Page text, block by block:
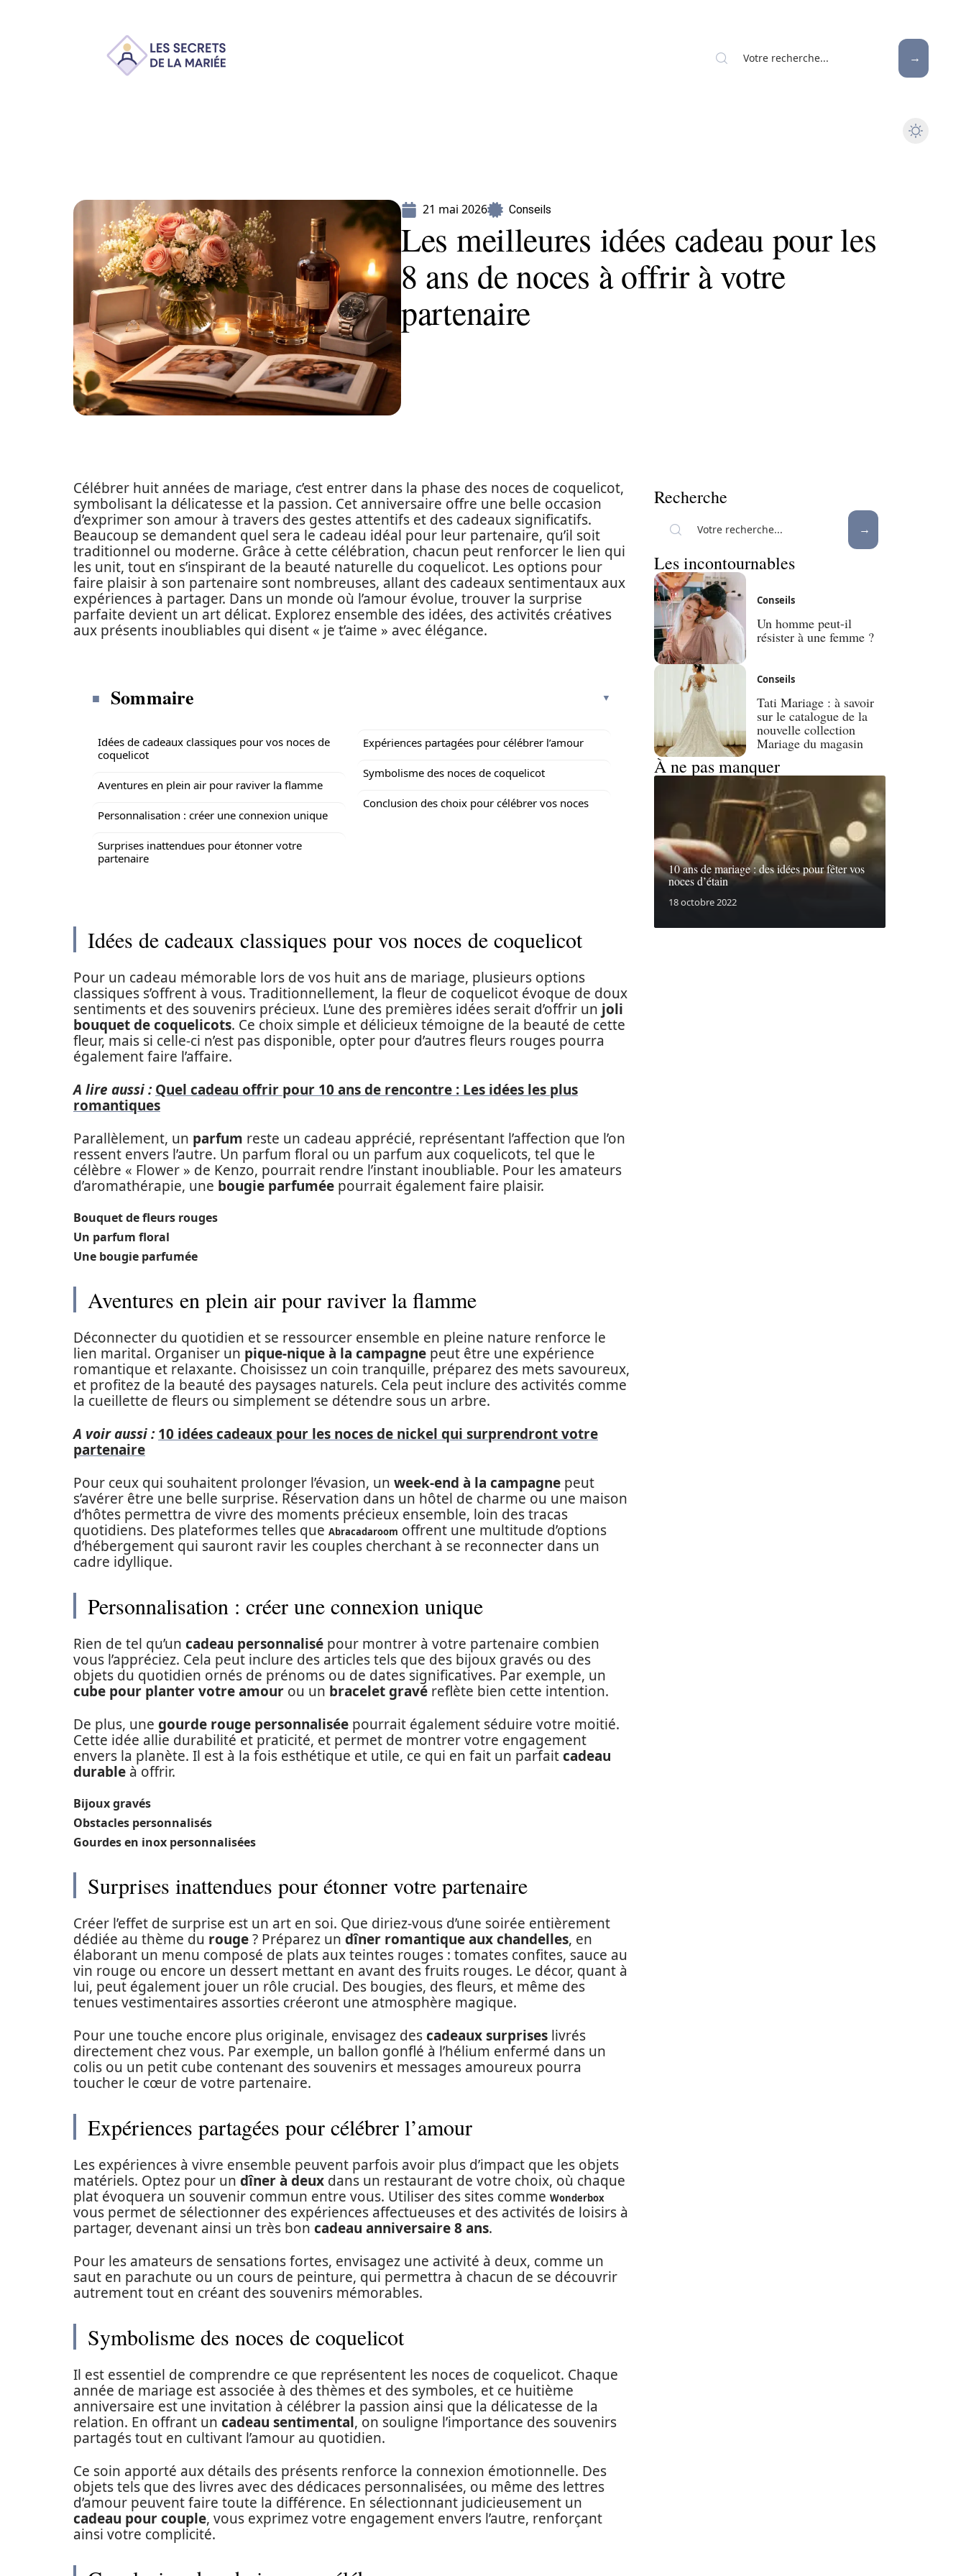
21 mai 2026 Conseils
Les meilleures idées cadeau pour les
8 ans de noces à offrir à votre
partenaire
Célébrer huit années de mariage, c’est entrer dans la phase des noces de coquelicot,
symbolisant la délicatesse et la passion. Cet anniversaire offre une belle occasion
d’exprimer son amour à travers des gestes attentifs et des cadeaux significatifs.
Beaucoup se demandent quel sera le cadeau idéal pour leur partenaire, qu’il soit
traditionnel ou moderne. Grâce à cette célébration, chacun peut renforcer le lien qui
les unit, tout en s’inspirant de la beauté naturelle du coquelicot. Les options pour
faire plaisir à son partenaire sont nombreuses, allant des cadeaux sentimentaux aux
expériences à partager. Dans un monde où l’amour évolue, trouver la surprise
parfaite devient un art délicat. Explorez ensemble des idées, des activités créatives
aux présents inoubliables qui disent « je t’aime » avec élégance.
Sommaire
Idées de cadeaux classiques pour vos noces de
coquelicot
Aventures en plein air pour raviver la flamme
Personnalisation : créer une connexion unique
Surprises inattendues pour étonner votre
partenaire
Expériences partagées pour célébrer l’amour
Symbolisme des noces de coquelicot
Conclusion des choix pour célébrer vos noces
Idées de cadeaux classiques pour vos noces de coquelicot
Pour un cadeau mémorable lors de vos huit ans de mariage, plusieurs options
classiques s’offrent à vous. Traditionnellement, la fleur de coquelicot évoque de doux
sentiments et des souvenirs précieux. L’une des premières idées serait d’offrir un joli
bouquet de coquelicots. Ce choix simple et délicieux témoigne de la beauté de cette
fleur, mais si celle-ci n’est pas disponible, opter pour d’autres fleurs rouges pourra
également faire l’affaire.
A lire aussi : Quel cadeau offrir pour 10 ans de rencontre : Les idées les plus
romantiques
Parallèlement, un parfum reste un cadeau apprécié, représentant l’affection que l’on
ressent envers l’autre. Un parfum floral ou un parfum aux coquelicots, tel que le
célèbre « Flower » de Kenzo, pourrait rendre l’instant inoubliable. Pour les amateurs
d’aromathérapie, une bougie parfumée pourrait également faire plaisir.
Bouquet de fleurs rouges
Un parfum floral
Une bougie parfumée
Aventures en plein air pour raviver la flamme
Déconnecter du quotidien et se ressourcer ensemble en pleine nature renforce le
lien marital. Organiser un pique-nique à la campagne peut être une expérience
romantique et relaxante. Choisissez un coin tranquille, préparez des mets savoureux,
et profitez de la beauté des paysages naturels. Cela peut inclure des activités comme
la cueillette de fleurs ou simplement se détendre sous un arbre.
A voir aussi : 10 idées cadeaux pour les noces de nickel qui surprendront votre
partenaire
Pour ceux qui souhaitent prolonger l’évasion, un week-end à la campagne peut
s’avérer être une belle surprise. Réservation dans un hôtel de charme ou une maison
d’hôtes permettra de vivre des moments précieux ensemble, loin des tracas
quotidiens. Des plateformes telles que Abracadaroom offrent une multitude d’options
d’hébergement qui sauront ravir les couples cherchant à se reconnecter dans un
cadre idyllique.
Personnalisation : créer une connexion unique
Rien de tel qu’un cadeau personnalisé pour montrer à votre partenaire combien
vous l’appréciez. Cela peut inclure des articles tels que des bijoux gravés ou des
objets du quotidien ornés de prénoms ou de dates significatives. Par exemple, un
cube pour planter votre amour ou un bracelet gravé reflète bien cette intention.
De plus, une gourde rouge personnalisée pourrait également séduire votre moitié.
Cette idée allie durabilité et praticité, et permet de montrer votre engagement
envers la planète. Il est à la fois esthétique et utile, ce qui en fait un parfaitcadeau
durable à offrir.
Bijoux gravés
Obstacles personnalisés
Gourdes en inox personnalisées
Surprises inattendues pour étonner votre partenaire
Créer l’effet de surprise est un art en soi. Que diriez-vous d’une soirée entièrement
dédiée au thème du rouge? Préparez un dîner romantique aux chandelles, en
élaborant un menu composé de plats aux teintes rouges : tomates confites, sauce au
vin rouge ou encore un dessert mettant en avant des fruits rouges. Le décor, quant à
lui, peut également jouer un rôle crucial. Des bougies, des fleurs, et même des
tenues vestimentaires assorties créeront une atmosphère magique.
Pour une touche encore plus originale, envisagez descadeaux surprises livrés
directement chez vous. Par exemple, un ballon gonflé à l’hélium enfermé dans un
colis ou un petit cube contenant des souvenirs et messages amoureux pourra
toucher le cœur de votre partenaire.
Expériences partagées pour célébrer l’amour
Les expériences à vivre ensemble peuvent parfois avoir plus d’impact que les objets
matériels. Optez pour un dîner à deux dans un restaurant de votre choix, où chaque
plat évoquera un souvenir commun entre vous. Utiliser des sites comme Wonderbox
vous permet de sélectionner des expériences affectueuses et des activités de loisirs à
partager, devenant ainsi un très bon cadeau anniversaire 8 ans.
Pour les amateurs de sensations fortes, envisagez une activité à deux, comme un
saut en parachute ou un cours de peinture, qui permettra à chacun de se découvrir
autrement tout en créant des souvenirs mémorables.
Symbolisme des noces de coquelicot
Il est essentiel de comprendre ce que représentent les noces de coquelicot. Chaque
année de mariage est associée à des thèmes et des symboles, et ce huitième
anniversaire est une invitation à célébrer la passion ainsi que la délicatesse de la
relation. En offrant un cadeau sentimental, on souligne l’importance des souvenirs
partagés tout en cultivant l’amour au quotidien.
Ce soin apporté aux détails des présents renforce la connexion émotionnelle. Des
objets tels que des livres avec des dédicaces personnalisées, ou même des lettres
d’amour peuvent faire toute la différence. En sélectionnant judicieusement un
cadeau pour couple, vous exprimez votre engagement envers l’autre, renforçant
ainsi votre complicité.
Recherche
Les incontournables
Conseils
Un homme peut-il
résister à une femme ?
Conseils
Tati Mariage : à savoir
sur le catalogue de la
nouvelle collection
Mariage du magasin
À ne pas manquer
10 ans de mariage : des idées pour fêter vos
noces d’étain
18 octobre 2022